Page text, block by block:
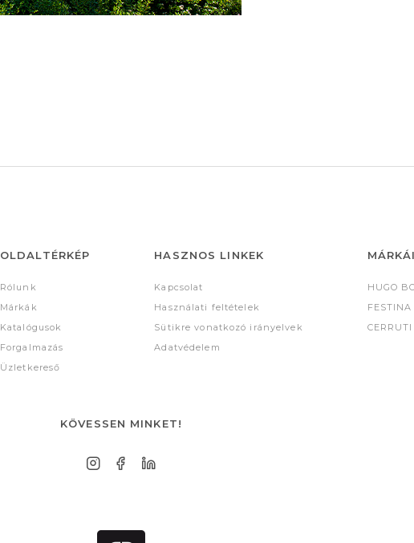
OLDALTÉRKÉP
Rólunk
Márkák
Katalógusok
Forgalmazás
Üzletkereső
HASZNOS LINKEK
Kapcsolat
Használati feltételek
Sütikre vonatkozó irányelvek
Adatvédelem
HUGO
FESTINA
CERRUTI
KÖVESSEN MINKET!